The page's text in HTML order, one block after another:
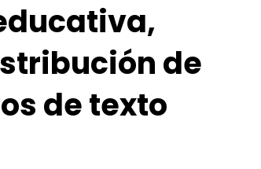
de
de texto